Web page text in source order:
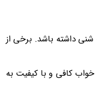
شنی داشته باشد. برخی از
کافی و با کیفیت به